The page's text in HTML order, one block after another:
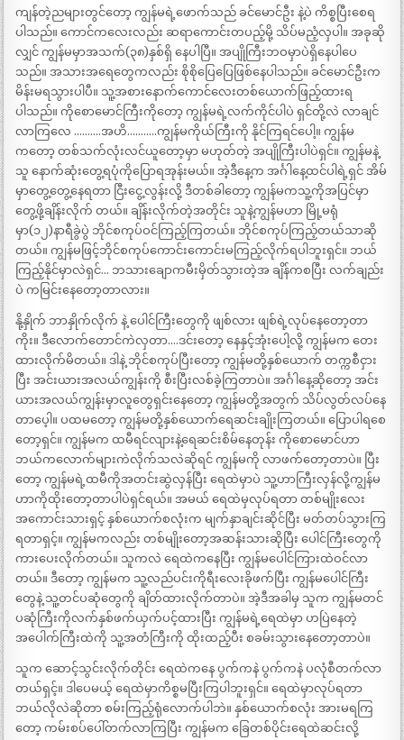
ကျန်တဲ့ညများတွင်တော့ ကျွန်မရဲ့ဖောက်သည် ခင်မောင်ဦး နဲ့ပဲ ကိစ္စပြီးစေရ
ပါသည်။ ကောင်ကလေးလည်း ဆရာကောင်းတပည့်မို့ သိပ်မညံ့လှပါ။ အခုဆို
လျှင် ကျွန်မမှာအသက်(၃၈)နှစ်ရှိ နေပါပြီ။ အပျိုကြီးဘဝမှာပဲရှိနေပါပေ
သည်။ အသားအရေတွေကလည်း စိုစိုပြေပြေဖြစ်နေပါသည်။ ခင်မောင်ဦးက
မိန်းမရသွားပါပီ။ သူ့အစားနောက်ကောင်လေးတစ်ယောက်ဖြည့်ထားရ
ပါသည်။ ကိုစောမောင်ကြီးကိုတော့ ကျွန်မရဲ့လက်ကိုင်ပါပဲ ရှင်တို့လဲ လာချင်
လာကြလေ ……….အဟိ………..ကျွန်မကိုယ်ကြီးကို နိုင်ကြရင်ပေါ့။ ကျွန်မ
ကတော့ တစ်သက်လုံးလင်ယူတော့မှာ မဟုတ်တဲ့ အပျိုကြီးပါပဲရှင်။ ကျွန်မနဲ့
သူ နောက်ဆုံးတွေ့ရပုံကိုပြောရအုန်းမယ်။ အဲ့ဒီနေ့က အင်္ဂါနေ့ထင်ပါရဲ့ရှင် အိမ်
မှာတွေ့တွေ့နေရတာ ငြီးငွေ့လွန်းလို့ ဒီတစ်ခါတော့ ကျွန်မကသူ့ကိုအပြင်မှာ
တွေ့ဖို့ချိန်းလိုက် တယ်။ ချိန်းလိုက်တဲ့အတိုင်း သူနဲ့ကျွန်မဟာ မြို့မရုံ
မှာ(၁၂)နာရီခွဲပွဲ ဘိုင်စကုပ်ဝင်ကြည့်ကြတယ်။ ဘိုင်စကုပ်ကြည့်တယ်သာဆို
တယ်။ ကျွန်မဖြင့်ဘိုင်စကုပ်ကောင်းကောင်းမကြည့်လိုက်ရပါဘူးရှင်။ ဘယ်
ကြည့်နိုင်မှာလဲရှင်… ဘသားချောကမီးမှိတ်သွားတဲ့အ ချိန်ကစပြီး လက်ချည်း
ပဲ ကမြင်းနေတော့တာလား။
နို့နှိုက် ဘာနှိုက်လိုက် နဲ့ ပေါင်ကြီးတွေကို ဖျစ်လား ဖျစ်ရဲ့လုပ်နေတော့တာ
ကိုး။ ဒီလောက်တောင်ကဲလှတာ….ဒင်းတော့ နေနှင့်အုံးပေါ့လို့ ကျွန်မက တေး
ထားလိုက်မိတယ်။ ဒါနဲ့ ဘိုင်စကုပ်ပြီးတော့ ကျွန်မတို့နှစ်ယောက် တက္ကစီငှား
ပြီး အင်းယားအလယ်ကျွန်းကို စီးပြီးလစ်ခဲ့ကြတာပဲ။ အင်္ဂါနေ့ဆိုတော့ အင်း
ယားအလယ်ကျွန်းမှာလူတွေရှင်းနေတော့ ကျွန်မတို့အတွက် သိပ်လွတ်လပ်နေ
တာပေ့ါ။ ပထမတော့ ကျွန်မတို့နှစ်ယောက်ရေဆင်းချိုးကြတယ်။ ပြောပါရစေ
တော့ရှင်။ ကျွန်မက ထမီရင်လျားနဲ့ရေဆင်းစိမ်နေတုန်း ကိုစောမောင်ဟာ
ဘယ်ကလောက်များကဲလိုက်သလဲဆိုရင် ကျွန်မကို လာဖက်တော့တာပဲ။ ပြီး
တော့ ကျွန်မရဲ့ထမီကိုအတင်းဆွဲလှန်ပြီး ရေထဲမှာပဲ သူ့ဟာကြီးလှန်လို့ကျွန်မ
ဟာကိုထိုးတော့တာပါပဲရှင်ရယ်။ အမယ် ရေထဲမှလုပ်ရတာ တစ်မျိုးလေး
အကောင်းသားရှင့် နှစ်ယောက်စလုံးက မျက်နှာချင်းဆိုင်ပြီး မတ်တပ်သွားကြ
ရတာရှင့်။ ကျွန်မကလည်း တစ်မျိုးတော့အဆန်းသားဆိုပြီး ပေါင်ကြီးတွေကို
ကားပေးလိုက်တယ်။ သူကလဲ ရေထဲကနေပြီး ကျွန်မပေါင်ကြားထဲဝင်လာ
တယ်။ ဒီတော့ ကျွန်မက သူ့လည်ပင်းကိုရီးလေးခိုဖက်ပြီး ကျွန်မပေါင်ကြီး
တွေနဲ့ သူ့တင်ပဆုံတွေကို ချိတ်ထားလိုက်တာပဲ။ အဲ့ဒီအခါမှ သူက ကျွန်မတင်
ပဆုံကြီးကိုလက်နှစ်ဖက်ယှက်ပင့်ထားပြီး ကျွန်မရဲ့ရေထဲမှာ ဟပြဲနေတဲ့
အပေါက်ကြီးထဲကို သူ့အတံကြီးကို ထိုးထည့်ပီး စခမ်းသွားနေတော့တာပဲ။
သူက ဆောင့်သွင်းလိုက်တိုင်း ရေထဲကနေ ပွက်ကနဲ ပွက်ကနဲ ပလုံစီတက်လာ
တယ်ရှင့်။ ဒါပေမယ့် ရေထဲမှာကိစ္စမပြီးကြပါဘူးရှင်။ ရေထဲမှာလုပ်ရတာ
ဘယ်လိုလဲဆိုတာ စမ်းကြည့်ရုံလောက်ပါဘဲ။ နှစ်ယောက်စလုံး အားမရကြ
တော့ ကမ်းစပ်ပေါ်တက်လာကြပြီး ကျွန်မက ခြေတစ်ပိုင်းရေထဲဆင်းလို့